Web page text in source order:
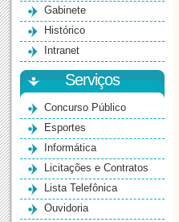
Gabinete
Histórico
Intranet
Serviços
Concurso Público
Esportes
Informática
Licitações e Contratos
Lista Telefônica
Ouvidoria